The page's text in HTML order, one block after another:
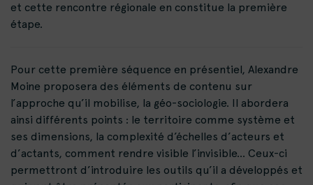
et cette rencontre régionale en constitue la première
étape.
Pour cette première séquence en présentiel, Alexandre
Moine proposera des éléments de contenu sur
l’approche qu’il mobilise, la géo-sociologie. Il abordera
ainsi différents points : le territoire comme système et
ses dimensions, la complexité d’échelles d’acteurs et
d’actants, comment rendre visible l’invisible… Ceux-ci
permettront d’introduire les outils qu’il a développés et